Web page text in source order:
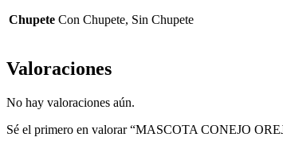
Chupete Con Chupete, Sin Chupete
Valoraciones
No hay valoraciones aún.
Sé el primero en valorar “MASCOTA CONEJO